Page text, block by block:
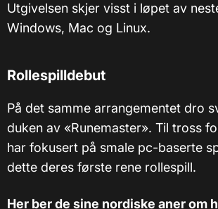
Utgivelsen skjer visst i løpet av
Windows, Mac og Linux.
Rollespilldebut
På det samme arrangementet dro
duken av «Runemaster». Til tross
har fokusert på smale pc-baserte
dette deres første rene rollespill.
Her ber de sine nordiske aner om